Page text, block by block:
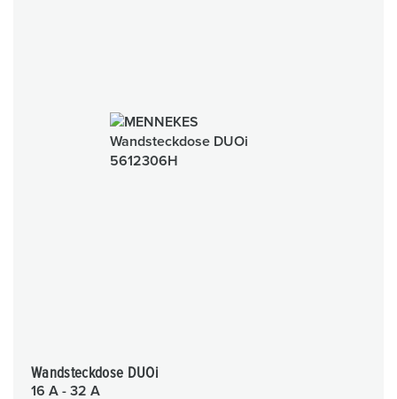
Wandsteckdose DUOi
16 A - 32 A